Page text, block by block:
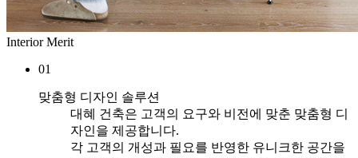
Interior Merit
01
맞춤형 디자인 솔루션
대혜 건축은 고객의 요구와 비전에 맞춘 맞춤형 디
자인을 제공합니다.
각 고객의 개성과 필요를 반영한 유니크한 공간을